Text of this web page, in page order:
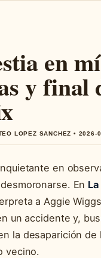
en
y final
LOPEZ SANCHEZ •
en
En
a Aggie
un accidente y,
la desaparición de
vecino.